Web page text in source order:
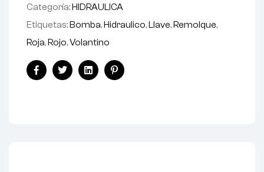
Categoría:HIDRAULICA
Etiquetas:Bomba,Hidraulico,Llave,Remolque,
Roja,Rojo,Volantino
FacebookTwitterLinkedinPinterest